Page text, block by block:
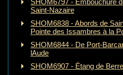
SHOM6797 - Embouchure
Saint-Nazaire
SHOM6838 - Abords de
Pointe des Issambres à la
SHOM6844 - De Port-
lAude
SHOM6907 - Étang de Berre